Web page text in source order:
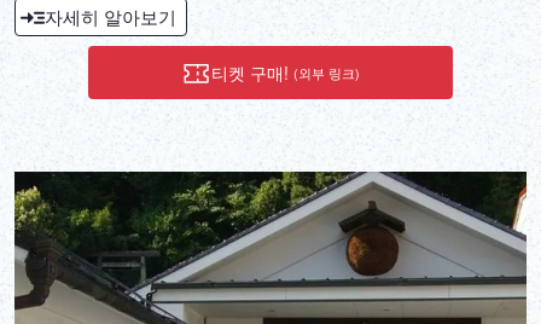
자세히 알아보기
티켓 구매! (외부 링크)